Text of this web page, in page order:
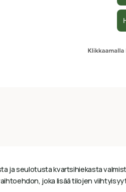
ja seulotusta kvartsihiekasta
joka lisää tilojen